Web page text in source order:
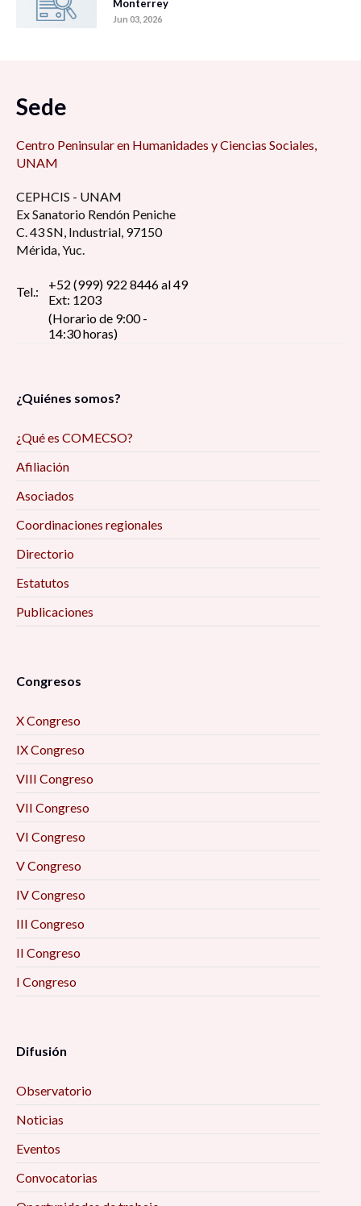
Monterrey
Jun 03, 2026
Sede
Centro Peninsular en Humanidades y Ciencias Sociales,
UNAM
CEPHCIS - UNAM
Ex Sanatorio Rendón Peniche
C. 43 SN, Industrial, 97150
Mérida, Yuc.
Tel.:
+52 (999) 922 8446 al 49
Ext: 1203
(Horario de 9:00 -
14:30 horas)
¿Quiénes somos?
¿Qué es COMECSO?
Afiliación
Asociados
Coordinaciones regionales
Directorio
Estatutos
Publicaciones
Congresos
X Congreso
IX Congreso
VIII Congreso
VII Congreso
VI Congreso
V Congreso
IV Congreso
III Congreso
II Congreso
I Congreso
Difusión
Observatorio
Noticias
Eventos
Convocatorias